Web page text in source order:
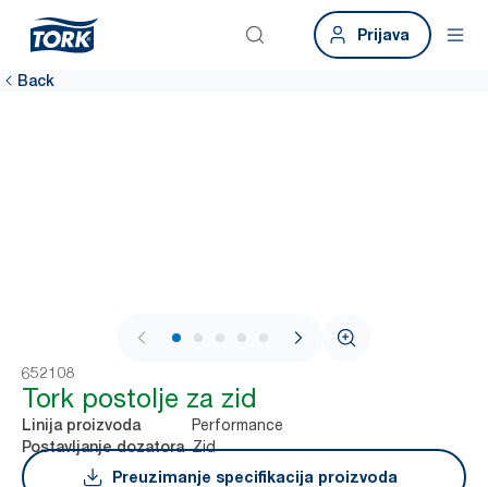
Prijava
Back
1 / 7
652108
Tork postolje za zid
Linija proizvoda Performance
Postavljanje dozatora Zid
Preuzimanje specifikacija proizvoda